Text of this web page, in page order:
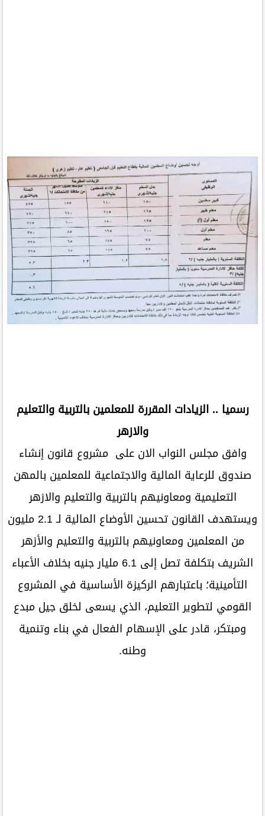
رسميا .. الزيادات المقررة للمعلمين بالتربية والتعليم
والازهر
وافق مجلس النواب الان على مشروع قانون إنشاء
صندوق للرعاية المالية والاجتماعية للمعلمين بالمهن
التعليمية ومعاونيهم بالتربية والتعليم والازهر
ويستهدف القانون تحسين الأوضاع المالية لـ 2.1 مليون
من المعلمين ومعاونيهم بالتربية والتعليم والأزهر
الشريف بتكلفة تصل إلى 6.1 مليار جنيه بخلاف الأعباء
التأمينية؛ باعتبارهم الركيزة الأساسية في المشروع
القومي لتطوير التعليم، الذي يسعى لخلق جيل مبدع
ومبتكر، قادر على الإسهام الفعال في بناء وتنمية
وطنه.